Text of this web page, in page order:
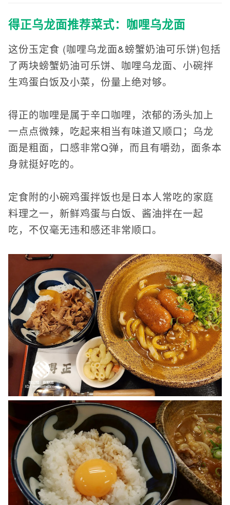
得正乌龙面推荐菜式：咖哩乌龙面
这份玉定食 (咖哩乌龙面&螃蟹奶油可乐饼)包括
了两块螃蟹奶油可乐饼、咖哩乌龙面、小碗拌
生鸡蛋白饭及小菜，份量上绝对够。
得正的咖哩是属于辛口咖哩，浓郁的汤头加上
一点点微辣，吃起来相当有味道又顺口；乌龙
面是粗面，口感非常Q弹，而且有嚼劲，面条本
身就挺好吃的。
定食附的小碗鸡蛋拌饭也是日本人常吃的家庭
料理之一，新鲜鸡蛋与白饭、酱油拌在一起
吃，不仅毫无违和感还非常顺口。